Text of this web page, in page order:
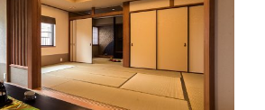
古屋の関係
覧